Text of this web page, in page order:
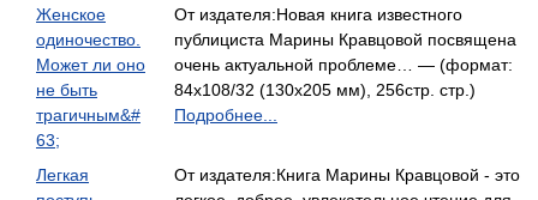
Женское
одиночество.
Может ли оно
не быть
трагичным&#
63;
От издателя:Новая книга известного
публициста Марины Кравцовой посвящена
очень актуальной проблеме… — (формат:
84x108/32 (130х205 мм), 256стр. стр.)
Подробнее...
Легкая
От издателя:Книга Марины Кравцовой - это